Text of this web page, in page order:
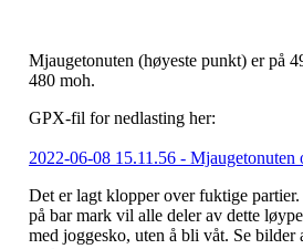
Mjaugetonuten (høyeste punkt) er på
480 moh.
GPX-fil for nedlasting her:
2022-06-08 15.11.56 - Mjaugetonuten
Det er lagt klopper over fuktige
på bar mark vil alle deler av dette
med joggesko, uten å bli våt. Se bilder